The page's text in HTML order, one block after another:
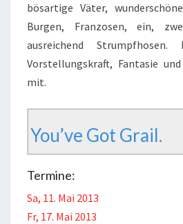
bösartige Väter,
Burgen, Franzosen, ein,
ausreichend
Vorstellungskraft, Fantasie
mit.
You’ve Got Grail.
Termine:
Sa, 11. Mai 2013
Fr, 17. Mai 2013